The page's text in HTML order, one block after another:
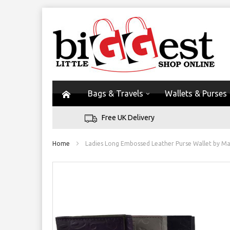
Bags & Travels Wallets & Purses
Free UK Delivery
Home Ladies Long Embossed Leather Purse Wallet by
the
images